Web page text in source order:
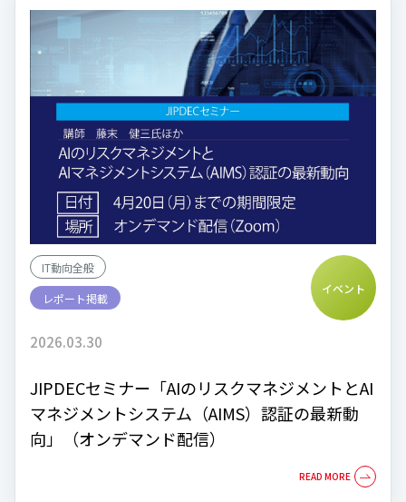
IT動向全般
レポート掲載
イベント
2026.03.30
JIPDECセミナー「AIのリスクマネジメントとAI
マネジメントシステム（AIMS）認証の最新動
向」（オンデマンド配信）